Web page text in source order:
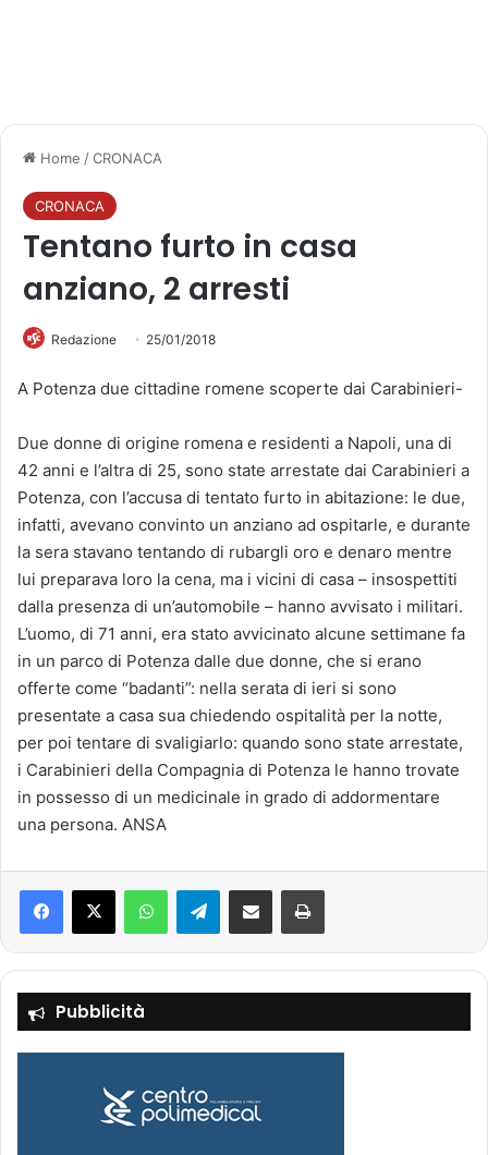
Home /CRONACA
CRONACA
Tentano furto in casa
anziano, 2 arresti
Redazione 25/01/2018
A Potenza due cittadine romene scoperte dai Carabinieri-
Due donne di origine romena e residenti a Napoli, una di
42 anni e l’altra di 25, sono state arrestate dai Carabinieri a
Potenza, con l’accusa di tentato furto in abitazione: le due,
infatti, avevano convinto un anziano ad ospitarle, e durante
la sera stavano tentando di rubargli oro e denaro mentre
lui preparava loro la cena, ma i vicini di casa – insospettiti
dalla presenza di un’automobile – hanno avvisato i militari.
L’uomo, di 71 anni, era stato avvicinato alcune settimane fa
in un parco di Potenza dalle due donne, che si erano
offerte come “badanti”: nella serata di ieri si sono
presentate a casa sua chiedendo ospitalità per la notte,
per poi tentare di svaligiarlo: quando sono state arrestate,
i Carabinieri della Compagnia di Potenza le hanno trovate
in possesso di un medicinale in grado di addormentare
una persona. ANSA
Telegram
Pubblicità